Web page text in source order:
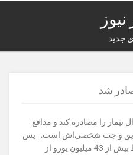
جدید
شد
نیمار را مصادره کند و مدافع
قایق و جت شخصی‌اش است. پس
از رد درخواست تجدید نظر و ضبط بیش از 43 میلیون یورو از